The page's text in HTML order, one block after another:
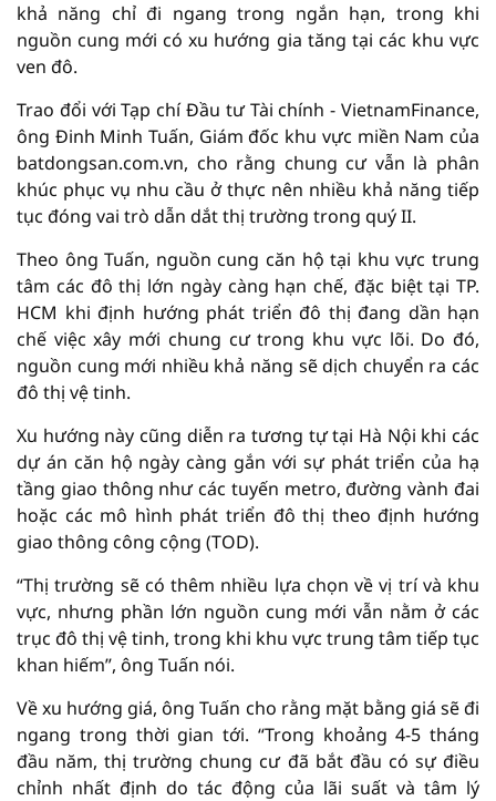
khả năng chỉ đi ngang trong ngắn hạn, trong khi
nguồn cung mới có xu hướng gia tăng tại các khu vực
ven đô.
Trao đổi với Tạp chí Đầu tư Tài chính - VietnamFinance,
ông Đinh Minh Tuấn, Giám đốc khu vực miền Nam của
batdongsan.com.vn, cho rằng chung cư vẫn là phân
khúc phục vụ nhu cầu ở thực nên nhiều khả năng tiếp
tục đóng vai trò dẫn dắt thị trường trong quý II.
Theo ông Tuấn, nguồn cung căn hộ tại khu vực trung
tâm các đô thị lớn ngày càng hạn chế, đặc biệt tại TP.
HCM khi định hướng phát triển đô thị đang dần hạn
chế việc xây mới chung cư trong khu vực lõi. Do đó,
nguồn cung mới nhiều khả năng sẽ dịch chuyển ra các
đô thị vệ tinh.
Xu hướng này cũng diễn ra tương tự tại Hà Nội khi các
dự án căn hộ ngày càng gắn với sự phát triển của hạ
tầng giao thông như các tuyến metro, đường vành đai
hoặc các mô hình phát triển đô thị theo định hướng
giao thông công cộng (TOD).
“Thị trường sẽ có thêm nhiều lựa chọn về vị trí và khu
vực, nhưng phần lớn nguồn cung mới vẫn nằm ở các
trục đô thị vệ tinh, trong khi khu vực trung tâm tiếp tục
khan hiếm”, ông Tuấn nói.
Về xu hướng giá, ông Tuấn cho rằng mặt bằng giá sẽ đi
ngang trong thời gian tới. “Trong khoảng 4-5 tháng
đầu năm, thị trường chung cư đã bắt đầu có sự điều
chỉnh nhất định do tác động của lãi suất và tâm lý